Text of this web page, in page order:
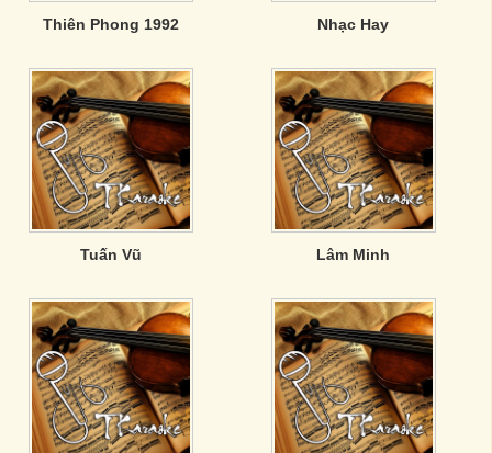
Thiên Phong 1992 Nhạc Hay
Tuấn Vũ Lâm Minh